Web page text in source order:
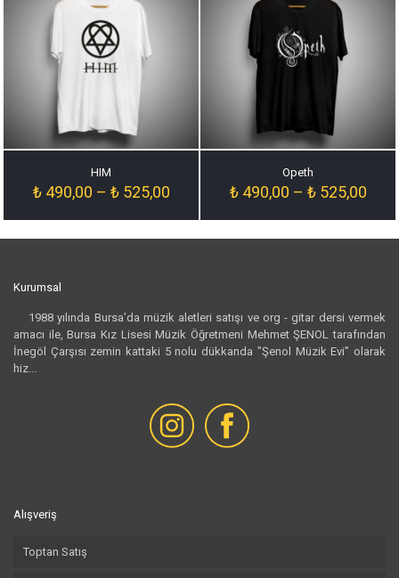
HIM
₺490,00 – ₺525,00Fiyat
₺ 490,00
-
Opeth
₺490,00 – ₺525,00Fiyat
₺
-
Kurumsal
1988 yılında Bursa’da müzik aletleri satışı ve org - gitar dersi vermek
amacı ile, Bursa Kız Lisesi Müzik Öğretmeni Mehmet ŞENOL tarafından
İnegöl Çarşısı zemin kattaki 5 nolu dükkanda "Şenol Müzik Evi” olarak
hiz...
Alışveriş
Toptan Satış